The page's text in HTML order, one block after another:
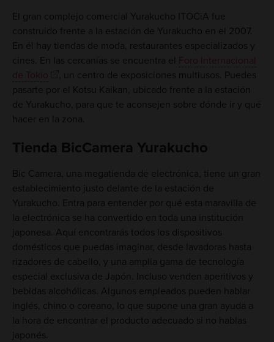
El gran complejo comercial Yurakucho ITOCiA fue
construido frente a la estación de Yurakucho en el 2007.
En él hay tiendas de moda, restaurantes especializados y
cines. En las cercanías se encuentra el Foro Internacional
de Tokio
, un centro de exposiciones multiusos. Puedes
pasarte por el Kotsu Kaikan, ubicado frente a la estación
de Yurakucho, para que te aconsejen sobre dónde ir y qué
hacer en la zona.
Tienda BicCamera Yurakucho
Bic Camera, una megatienda de electrónica, tiene un gran
establecimiento justo delante de la estación de
Yurakucho. Entra para entender por qué esta maravilla de
la electrónica se ha convertido en toda una institución
japonesa. Aquí encontrarás todos los dispositivos
domésticos que puedas imaginar, desde lavadoras hasta
rizadores de cabello, y una amplia gama de tecnología
especial exclusiva de Japón. Incluso venden aperitivos y
bebidas alcohólicas. Algunos empleados pueden hablar
inglés, chino o coreano, lo que supone una gran ayuda a
la hora de encontrar el producto adecuado si no hablas
japonés.